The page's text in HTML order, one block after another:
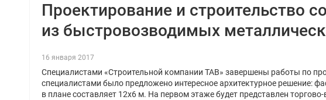
Проектирование и строительство
из быстровозводимых
16 января 2017
Специалистами «Строительной компании ТАВ» завершены работы по
специалистами было предложено интересное архитектурное решение:
в плане составляет 12х6 м. На первом этаже будет представлен